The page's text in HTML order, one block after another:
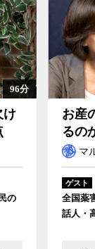
96分
け
の
お産
るの
マ
ゲスト
全国薬
話人・